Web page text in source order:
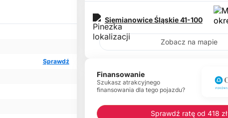
Sprawdź
Siemianowice Śląskie41-100
Zobacz na mapie
Finansowanie
Szukasz atrakcyjnego
finansowania dla tego pojazdu?
Sprawdź ratę od 418 zł